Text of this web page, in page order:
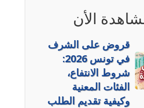
الأن
قروض على الشرف
في تونس 2026:
شروط الانتفاع،
الفئات المعنية
وكيفية تقديم الطلب